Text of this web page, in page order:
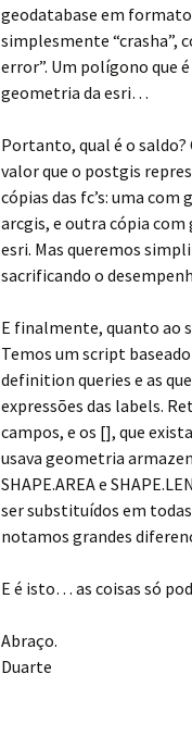
geodatabase em
simplesmente “crasha”,
error”. Um polígono que
geometria da esri…
Portanto, qual é o saldo?
valor que o postgis
cópias das fc’s: uma
arcgis, e outra cópia
esri. Mas queremos
sacrificando o
E finalmente, quanto ao
Temos um script
definition queries e as
expressões das labels.
campos, e os [], que
usava geometria
SHAPE.AREA e
ser substituídos em
notamos grandes
E é isto… as coisas só
Abraço.
Duarte